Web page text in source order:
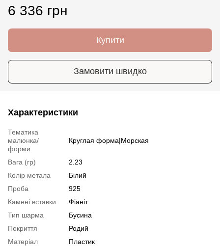
6 336 грн
Купити
Замовити швидко
Характеристики
Тематика
малюнка/
форми
Круглая форма|Морская
Вага (гр)
2.23
Колір метала
Білий
Проба
925
Камені вставки
Фіаніт
Тип шарма
Бусина
Покриття
Родий
Матеріал
Пластик